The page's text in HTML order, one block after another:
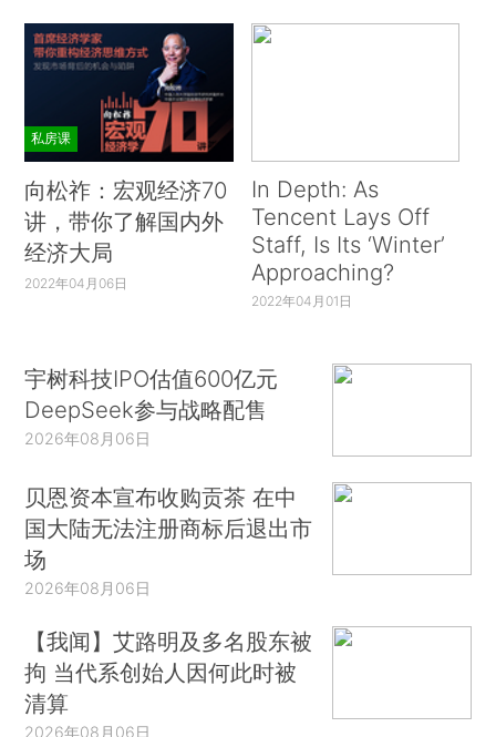
私房课
向松祚：宏观经济70
讲，带你了解国内外
经济大局
2022年04月06日
In Depth: As
Tencent Lays Off
Staff, Is Its ‘Winter’
Approaching?
2022年04月01日
宇树科技IPO估值600亿元
DeepSeek参与战略配售
2026年08月06日
贝恩资本宣布收购贡茶 在中
国大陆无法注册商标后退出市
场
2026年08月06日
【我闻】艾路明及多名股东被
拘 当代系创始人因何此时被
清算
2026年08月06日